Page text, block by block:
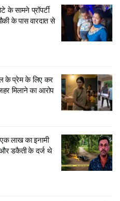
की आवाजें आईं। आवाज सुनकर
कुछ समझ पाते, तब तक सब कुछ
हालत नाजुक देखते हुए उसे लखनऊ के
शवों को कब्जे में लेकर पोस्टमार्टम के
स्थिति को देखते हुए भारी पुलिस बल
तरह की और अनहोनी न हो। पुलिस
गंभीर है। आरोपी के ठीक होने के
सामने प्रॉपर्टी
के पास वारदात से
के प्रेम के लिए कर
मिलाने का आरोप
लाख का इनामी
और डकैती के दर्ज थे